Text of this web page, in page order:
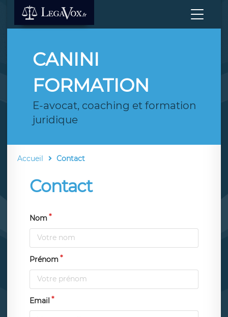
CANINI
FORMATION
E-avocat, coaching et formation
juridique
Accueil Contact
Contact
Nom
Prénom
Email